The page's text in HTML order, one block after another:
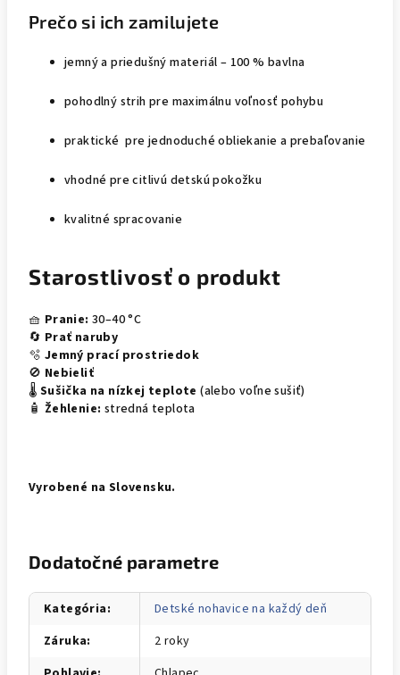
Prečo si ich zamilujete
jemný a priedušný materiál – 100 % bavlna
pohodlný strih pre maximálnu voľnosť pohybu
praktické pre jednoduché obliekanie a prebaľovanie
vhodné pre citlivú detskú pokožku
kvalitné spracovanie
Starostlivosť o produkt
🧺 Pranie: 30–40 °C
🔄 Prať naruby
🫧 Jemný prací prostriedok
🚫 Nebieliť
🌡️ Sušička na nízkej teplote (alebo voľne sušiť)
🧴 Žehlenie: stredná teplota
Vyrobené na Slovensku.
Dodatočné parametre
Kategória:
Detské nohavice na každý deň
Záruka:
2 roky